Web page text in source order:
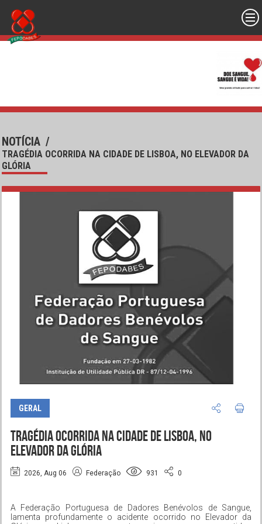
NOTÍCIA /
TRAGÉDIA OCORRIDA NA CIDADE DE LISBOA, NO ELEVADOR DA
GLÓRIA
GERAL
Tragédia ocorrida na cidade de Lisboa, no
Elevador da Glória
2026, Aug 06 Federação 931 0
A Federação Portuguesa de Dadores Benévolos de Sangue,
lamenta profundamente o acidente ocorrido no Elevador da